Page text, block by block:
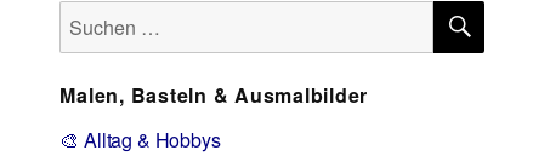
Suchen
nach:
Malen, Basteln & Ausmalbilder
🎨 Alltag & Hobbys